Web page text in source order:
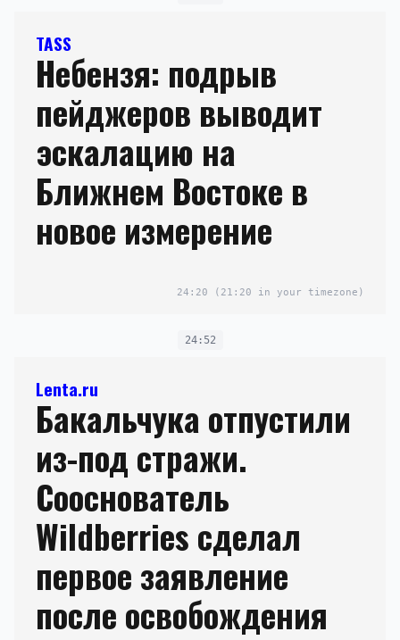
TASS
Небензя: подрыв
пейджеров выводит
эскалацию на
Ближнем Востоке в
новое измерение
24:20 (21:20 in your timezone)
24:52
Lenta.ru
Бакальчука отпустили
из-под стражи.
Сооснователь
Wildberries сделал
первое заявление
после освобождения